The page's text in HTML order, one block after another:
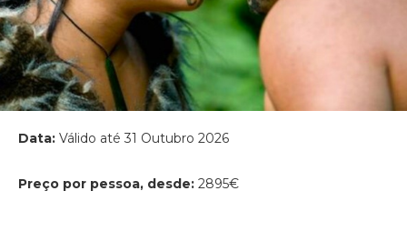
Data: Válido até 31 Outubro 2026
Preço por pessoa, desde: 2895€